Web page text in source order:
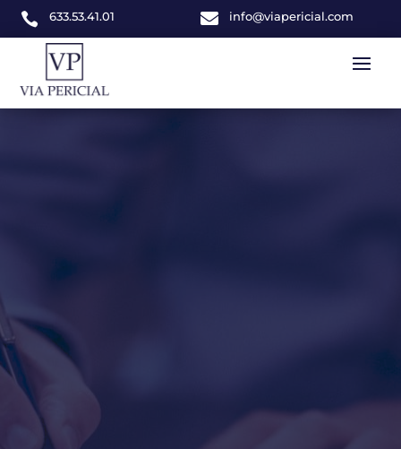
 633.53.41.01  info@viapericial.com